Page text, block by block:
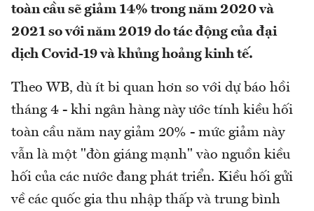
toàn cầu sẽ giảm 14% trong năm 2020 và
2021 so với năm 2019 do tác động của đại
dịch Covid-19 và khủng hoảng kinh tế.
Theo WB, dù ít bi quan hơn so với dự báo hồi
tháng 4 - khi ngân hàng này ước tính kiều hối
toàn cầu năm nay giảm 20% - mức giảm này
vẫn là một "đòn giáng mạnh" vào nguồn kiều
hối của các nước đang phát triển. Kiều hối gửi
về các quốc gia thu nhập thấp và trung bình